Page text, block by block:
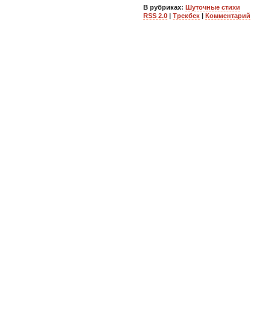
В рубриках: Шуточные стихи
RSS 2.0| Трекбек| Комментарий